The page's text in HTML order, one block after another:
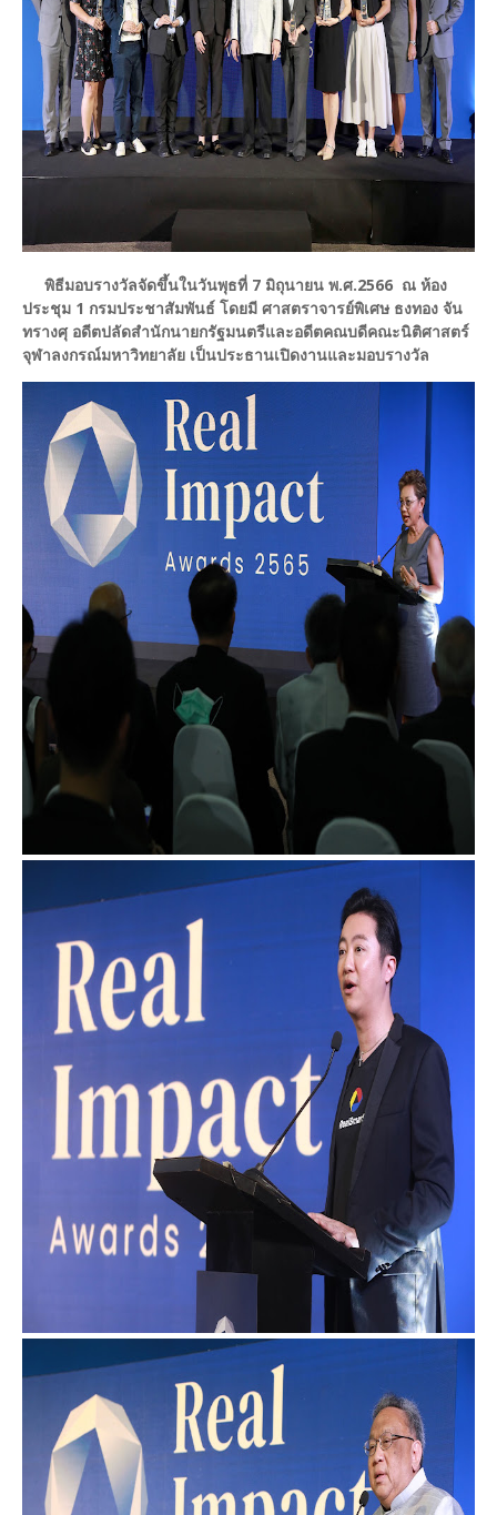
พิธีมอบรางวัลจัดขึ้นในวันพุธที่ 7 มิถุนายน พ.ศ.2566 ณ ห้อง
ประชุม 1 กรมประชาสัมพันธ์ โดยมี ศาสตราจารย์พิเศษ ธงทอง จัน
ทรางศุ อดีตปลัดสำนักนายกรัฐมนตรีและอดีตคณบดีคณะนิติศาสตร์
จุฬาลงกรณ์มหาวิทยาลัย เป็นประธานเปิดงานและมอบรางวัล